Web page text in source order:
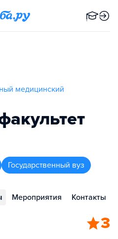
медицинский
Государственный вуз
Мероприятия Контакты
3